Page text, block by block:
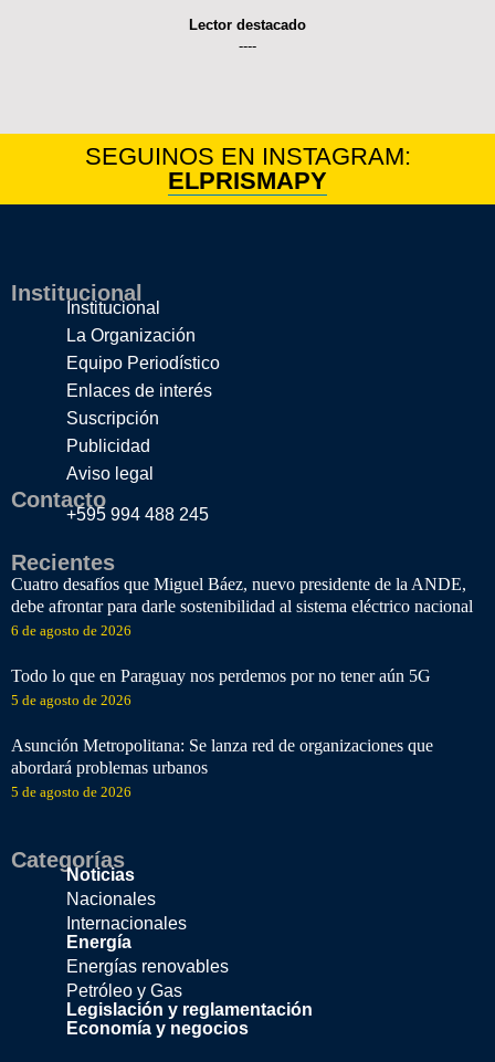
Lector destacado
----
SEGUINOS EN INSTAGRAM:
ELPRISMAPY
Institucional
Institucional
La Organización
Equipo Periodístico
Enlaces de interés
Suscripción
Publicidad
Aviso legal
Contacto
+595 994 488 245
Recientes
Cuatro desafíos que Miguel Báez, nuevo presidente de la ANDE,
debe afrontar para darle sostenibilidad al sistema eléctrico nacional
6 de agosto de 2026
Todo lo que en Paraguay nos perdemos por no tener aún 5G
5 de agosto de 2026
Asunción Metropolitana: Se lanza red de organizaciones que
abordará problemas urbanos
5 de agosto de 2026
Categorías
Noticias
Nacionales
Internacionales
Energía
Energías renovables
Petróleo y Gas
Legislación y reglamentación
Economía y negocios